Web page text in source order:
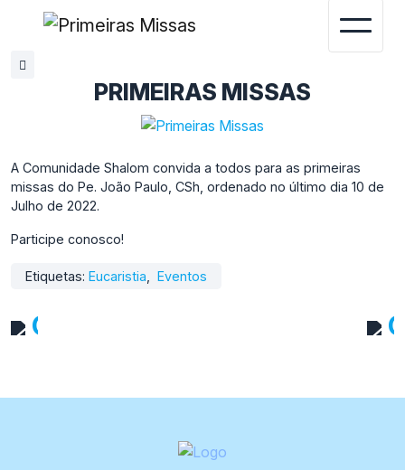
PRIMEIRAS MISSAS
A Comunidade Shalom convida a todos para as primeiras
missas do Pe. João Paulo, CSh, ordenado no último dia 10 de
Julho de 2022.
Participe conosco!
Etiquetas: Eucaristia Eventos
Ordenação Presbiteral de